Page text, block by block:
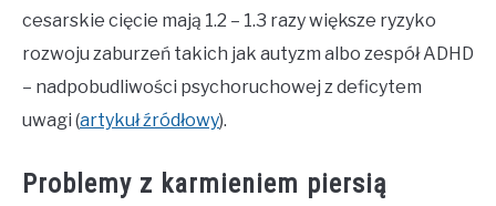
cesarskie cięcie mają 1.2 – 1.3 razy większe ryzyko
rozwoju zaburzeń takich jak autyzm albo zespół ADHD
– nadpobudliwości psychoruchowej z deficytem
uwagi (artykuł źródłowy).
Problemy z karmieniem piersią